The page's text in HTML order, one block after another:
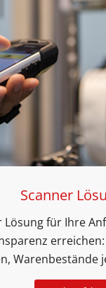
Scanner
Lösung für Ihre
Warenbestände